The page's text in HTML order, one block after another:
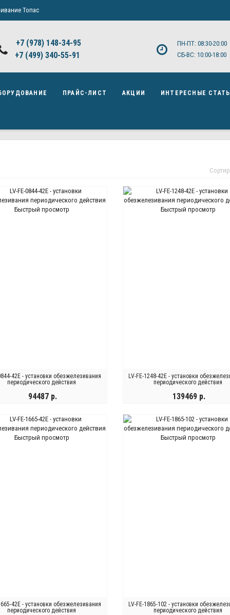
Топас
+7 (978) 148-34-95
+7 (499) 340-55-91 ​
ПН-ПТ: 08:30-20:00
СБ-ВС: 10:00-18:00
ПРАЙС-ЛИСТ АКЦИИ ИНТЕРЕСНЫЕ
Быстрый просмотр
42E - установки обезжелезивания
периодического действия
94487 р.
КУПИТЬ
Быстрый просмотр
LV-FE-1248-42E - установки
периодического действия
139469 р.
КУПИТЬ
Быстрый просмотр
42E - установки обезжелезивания
периодического действия
Быстрый просмотр
LV-FE-1865-102 - установки
периодического действия